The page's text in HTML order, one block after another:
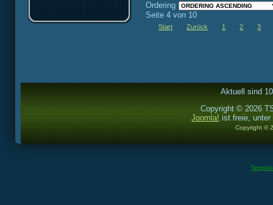
Ordering
Seite 4 von 10
Start Zurück 1 2 3
Aktuell sind
Copyright © 2026
Joomla! ist freie,
Copyright ©